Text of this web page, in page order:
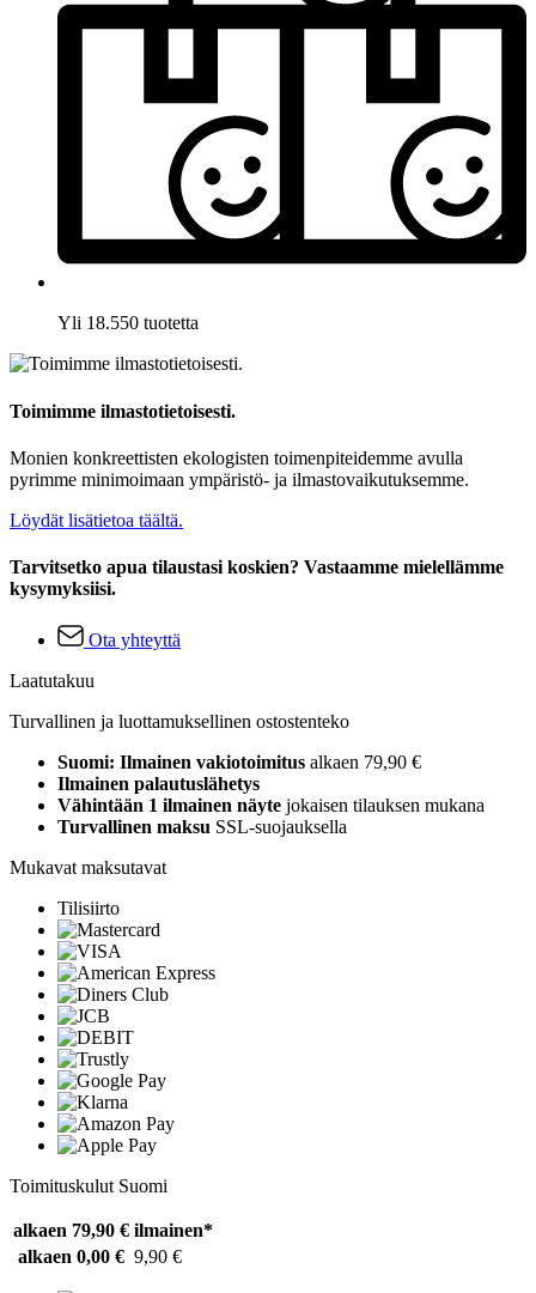
Yli 18.550 tuotetta
Toimimme ilmastotietoisesti.
Monien konkreettisten ekologisten toimenpiteidemme avulla
pyrimme minimoimaan ympäristö- ja ilmastovaikutuksemme.
Löydät lisätietoa täältä.
Tarvitsetko apua tilaustasi koskien? Vastaamme mielellämme
kysymyksiisi.
Ota yhteyttä
Laatutakuu
Turvallinen ja luottamuksellinen ostostenteko
Suomi: Ilmainen vakiotoimitus alkaen 79,90 €
Ilmainen palautuslähetys
Vähintään 1 ilmainen näyte jokaisen tilauksen mukana
Turvallinen maksu SSL-suojauksella
Mukavat maksutavat
Tilisiirto
Toimituskulut Suomi
alkaen 79,90 € ilmainen*
alkaen 0,00 € 9,90 €